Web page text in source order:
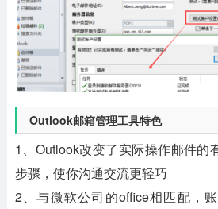
Outlook邮箱管理工具特色
1、Outlook改变了实际操作邮件的
步骤，使你沟通交流更轻巧
2、与微软公司的office相匹配，